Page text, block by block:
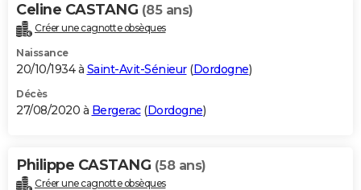
Celine CASTANG (85 ans)
Créer une cagnotte obsèques
Naissance
20/10/1934 à Saint-Avit-Sénieur(Dordogne)
Décès
27/08/2020 à Bergerac(Dordogne)
Philippe CASTANG (58 ans)
Créer une cagnotte obsèques